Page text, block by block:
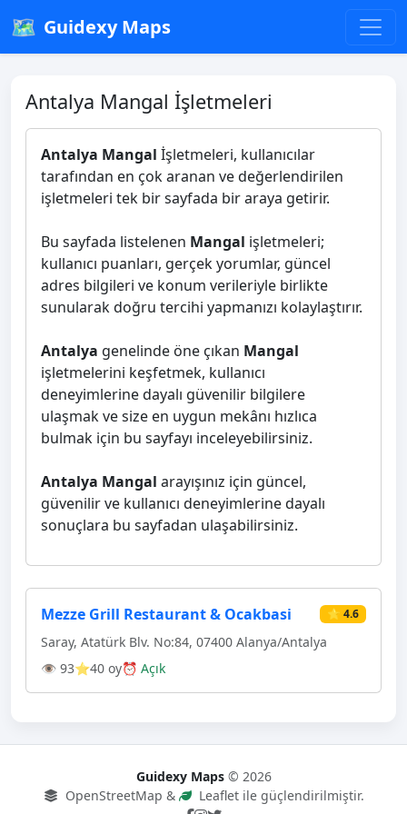
🗺️ Guidexy Maps
Antalya Mangal İşletmeleri
Antalya Mangal İşletmeleri, kullanıcılar
tarafından en çok aranan ve değerlendirilen
işletmeleri tek bir sayfada bir araya getirir.
Bu sayfada listelenen Mangal işletmeleri;
kullanıcı puanları, gerçek yorumlar, güncel
adres bilgileri ve konum verileriyle birlikte
sunularak doğru tercihi yapmanızı kolaylaştırır.
Antalya genelinde öne çıkan Mangal
işletmelerini keşfetmek, kullanıcı
deneyimlerine dayalı güvenilir bilgilere
ulaşmak ve size en uygun mekânı hızlıca
bulmak için bu sayfayı inceleyebilirsiniz.
Antalya Mangal arayışınız için güncel,
güvenilir ve kullanıcı deneyimlerine dayalı
sonuçlara bu sayfadan ulaşabilirsiniz.
Mezze Grill Restaurant & Ocakbasi ⭐ 4.6
Saray, Atatürk Blv. No:84, 07400 Alanya/Antalya
👁 93⭐40 oy⏰ Açık
Guidexy Maps© 2026
OpenStreetMap &
Leaflet ile güçlendirilmiştir.